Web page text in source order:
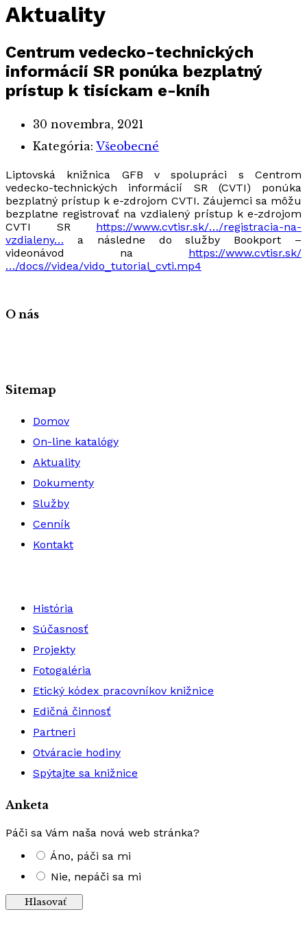
Aktuality
Centrum vedecko-technických
informácií SR ponúka bezplatný
prístup k tisíckam e-kníh
30 novembra, 2021
Kategória: Všeobecné
Liptovská knižnica GFB v spolupráci s Centrom
vedecko-technických informácií SR (CVTI) ponúka
bezplatný prístup k e-zdrojom CVTI. Záujemci sa môžu
bezplatne registrovať na vzdialený prístup k e-zdrojom
CVTI SR https://www.cvtisr.sk/…/registracia-na-
vzdialeny… a následne do služby Bookport –
videonávod na https://www.cvtisr.sk/
…/docs//videa/vido_tutorial_cvti.mp4
O nás
Sitemap
Domov
On-line katalógy
Aktuality
Dokumenty
Služby
Cenník
Kontakt
História
Súčasnosť
Projekty
Fotogaléria
Etický kódex pracovníkov knižnice
Edičná činnosť
Partneri
Otváracie hodiny
Spýtajte sa knižnice
Anketa
Páči sa Vám naša nová web stránka?
Áno, páči sa mi
Nie, nepáči sa mi